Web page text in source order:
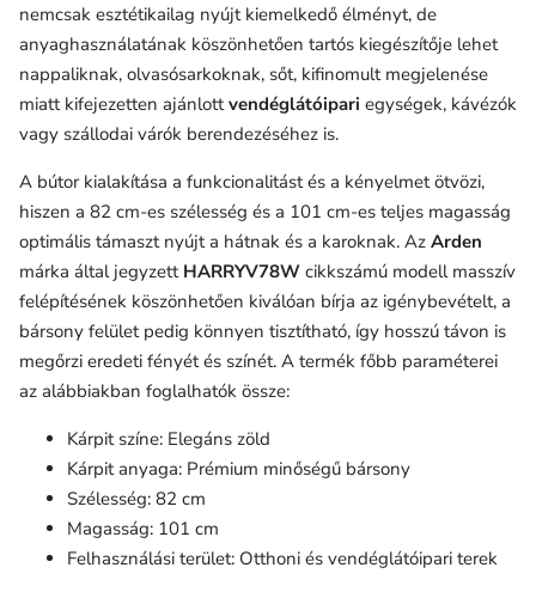
nemcsak esztétikailag nyújt kiemelkedő élményt, de
anyaghasználatának köszönhetően tartós kiegészítője lehet
nappaliknak, olvasósarkoknak, sőt, kifinomult megjelenése
miatt kifejezetten ajánlottvendéglátóipari egységek, kávézók
vagy szállodai várók berendezéséhez is.
A bútor kialakítása a funkcionalitást és a kényelmet ötvözi,
hiszen a 82 cm-es szélesség és a 101 cm-es teljes magasság
optimális támaszt nyújt a hátnak és a karoknak. Az Arden
márka által jegyzett HARRYV78W cikkszámú modell masszív
felépítésének köszönhetően kiválóan bírja az igénybevételt, a
bársony felület pedig könnyen tisztítható, így hosszú távon is
megőrzi eredeti fényét és színét. A termék főbb paraméterei
az alábbiakban foglalhatók össze:
Kárpit színe: Elegáns zöld
Kárpit anyaga: Prémium minőségű bársony
Szélesség: 82 cm
Magasság: 101 cm
Felhasználási terület: Otthoni és vendéglátóipari terek